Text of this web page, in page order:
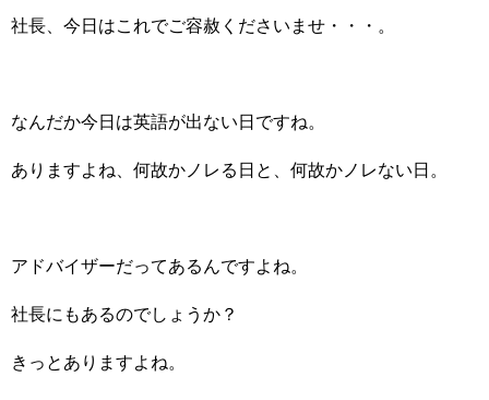
社長、今日はこれでご容赦くださいませ・・・。
なんだか今日は英語が出ない日ですね。
ありますよね、何故かノレる日と、何故かノレない日。
アドバイザーだってあるんですよね。
社長にもあるのでしょうか？
きっとありますよね。